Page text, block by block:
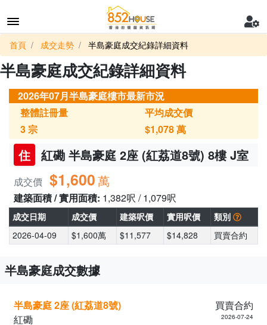
首頁 成交走勢 半島豪庭成交紀錄詳細資料
半島豪庭成交紀錄詳細資料
2026年07月半島豪庭樓市最新市況
整體註冊量
3宗
平均成交價
$1,078萬
住 紅磡 半島豪庭 2座 (紅荔道8號) 8樓 J室
成交價 $1,600萬
建築面積 / 實用面積: 1,382呎 / 1,079呎
成交日期 成交價 建築呎價 實用呎價
類別
2026-04-09
$1,600萬 $11,577 $14,828 買賣合約
半島豪庭成交數據
半島豪庭 2座 (紅荔道8號)
買賣合約
紅磡
2026-07-24